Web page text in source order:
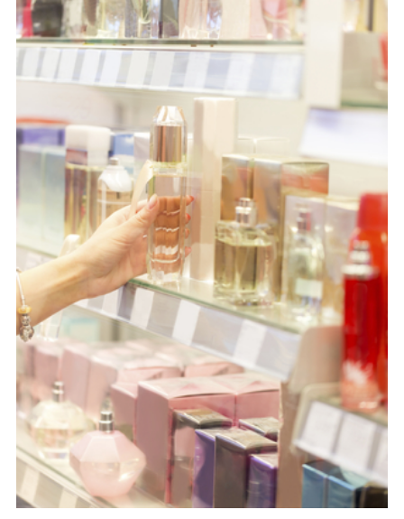
ΓΝΩΡΊΣΤΕ ΤΗΝ ΟΜΆΔΑ
ΠΡΟΪΌΝΤΑ
ΠΡΟΪΌΝΤΑ
ΠΕΡΙΠΟΊΗΣΗ ΜΑΛΛΙΏΝ
ΠΕΡΙΠΟΊΗΣΗ ΔΈΡΜΑΤΟΣ & ΚΑΛΛΥΝΤΙΚΆ
ΔΙΑΝΟΜΉ
ΤΙΜΈΣ ΠΑΡΆΔΟΣΗΣ
ΕΞΑΓΩΓΈΣ
ΤΑΧΕΊΑ ΕΞΥΠΗΡΈΤΗΣΗ
ΠΟΛΙΤΙΚΉ ΕΠΙΣΤΡΟΦΏΝ
ΕΠΙΚΟΙΝΩΝΊΑ
ΒΟΉΘΕΙΑ
ΣΥΧΝΈΣ ΕΡΩΤΉΣΕΙΣ